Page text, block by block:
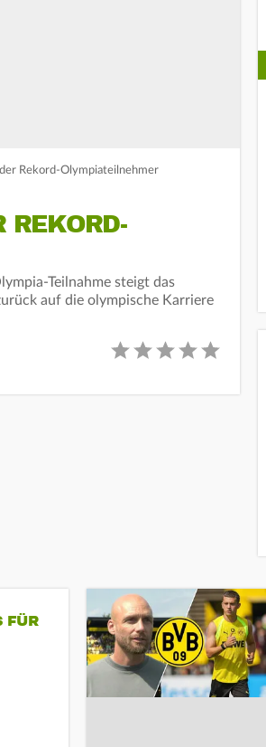
Rekord-Olympiateilnehmer
REKORD-
Teilnahme steigt das
auf die olympische Karriere
FÜR